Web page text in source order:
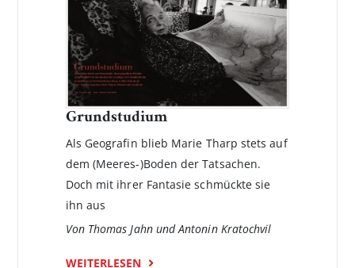
Grundstudium
Als Geografin blieb Marie Tharp stets auf
dem (Meeres-)Boden der Tatsachen.
Doch mit ihrer Fantasie schmückte sie
ihn aus
Von Thomas Jahn und Antonin Kratochvil
WEITERLESEN